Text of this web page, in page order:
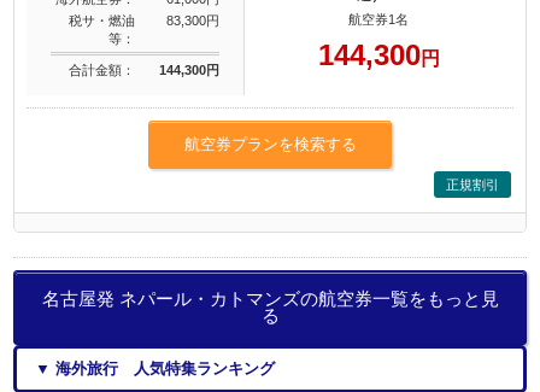
税サ・燃油
等：
83,300円
合計金額： 144,300円
航空券1名
144,300円
航空券プランを検索する
正規割引
名古屋発 ネパール・カトマンズの航空券一覧をもっと見
る
▼ 海外旅行 人気特集ランキング